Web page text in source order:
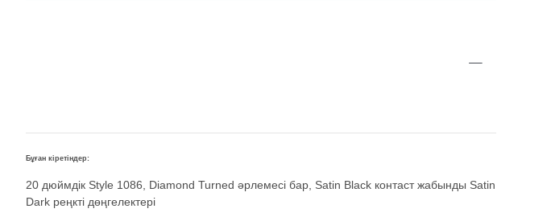
Бұған кіретіндер:
20 дюймдік Style 1086, Diamond Turned әрлемесі бар, Satin Black контаст жабынды Satin
Dark реңкті дөңгелектері